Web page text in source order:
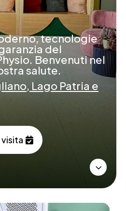
tecnologie
del
Benvenuti nel
salute.
Lago Patria e
visita
3